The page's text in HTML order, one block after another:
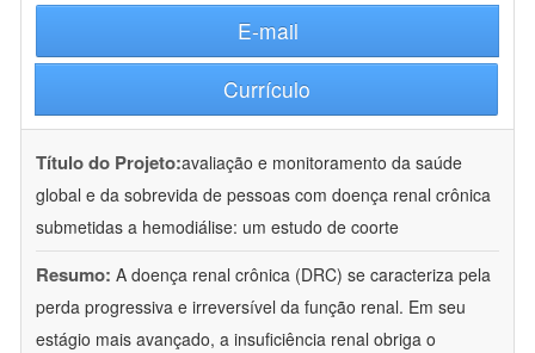
E-mail
Currículo
Título do Projeto:avaliação e monitoramento da saúde
global e da sobrevida de pessoas com doença renal crônica
submetidas a hemodiálise: um estudo de coorte
Resumo: A doença renal crônica (DRC) se caracteriza pela
perda progressiva e irreversível da função renal. Em seu
estágio mais avançado, a insuficiência renal obriga o